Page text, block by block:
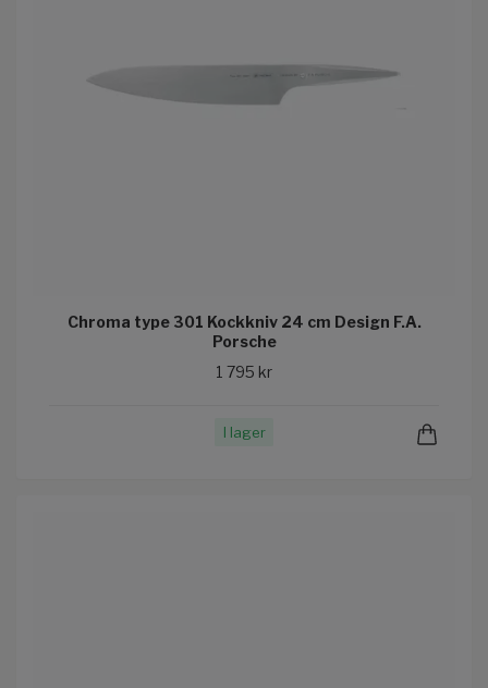
Chroma type 301 Kockkniv 24 cm Design F.A.
Porsche
1 795 kr
I lager